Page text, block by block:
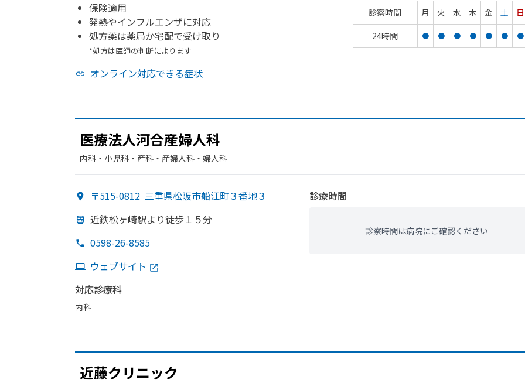
保険適用
発熱やインフルエンザに対応
処方薬は薬局か宅配で受け取り
*処方は医師の判断によります
オンライン対応できる症状
診察時間 月 火 水 木 金 土
日
24時間
● ● ● ● ● ● ●
医療法人河合産婦人科
内科・​小児科・​産科・​産婦人科・​婦人科
〒515-0812 三重県松阪市船江町３番地３
近鉄松ヶ崎駅より徒歩１５分
0598-26-8585
ウェブサイト
対応診療科
内科
診療時間
診察時間は病院にご確認ください
近藤クリニック